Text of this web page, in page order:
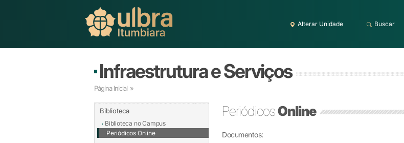
Alterar Unidade Buscar
Infraestrutura e Serviços
Página Inicial »
Biblioteca
Biblioteca no Campus
Periódicos Online
PeriódicosOnline
Documentos: